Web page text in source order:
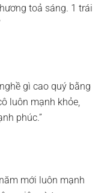
toả sáng. 1 trái
gì cao quý bằng
luôn mạnh khỏe,
phúc.”
mới luôn mạnh